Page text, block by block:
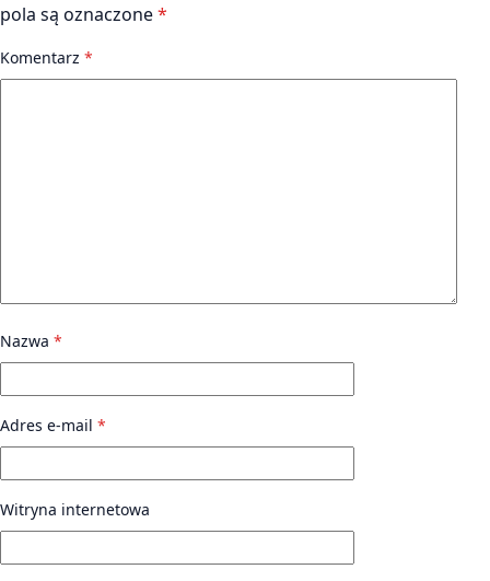
pola są oznaczone*
Komentarz *
Nazwa *
Adres e-mail *
Witryna internetowa